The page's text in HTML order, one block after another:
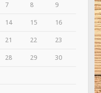
7 8 9
14 15 16
21 22 23
28 29 30